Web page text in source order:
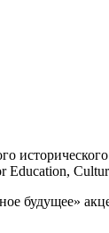
будущее»